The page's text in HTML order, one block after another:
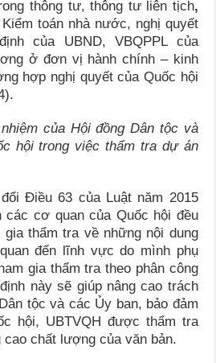
thông tư, thông tư liên tịch,
toán nhà nước, nghị quyết
của UBND, VBQPPL của
ở đơn vị hành chính – kinh
hợp nghị quyết của Quốc hội
của Hội đồng Dân tộc và
hội trong việc thẩm tra dự án
Điều 63 của Luật năm 2015
các cơ quan của Quốc hội đều
thẩm tra về những nội dung
đến lĩnh vực do mình phụ
gia thẩm tra theo phân công
này sẽ giúp nâng cao trách
tộc và các Ủy ban, bảo đảm
hội, UBTVQH được thẩm tra
cao chất lượng của văn bản.